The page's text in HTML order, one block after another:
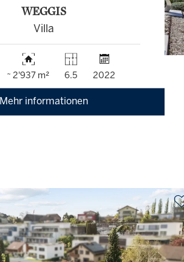
WEGGIS
Villa
~ 2'937 m² 6.5 2022
Mehr informationen